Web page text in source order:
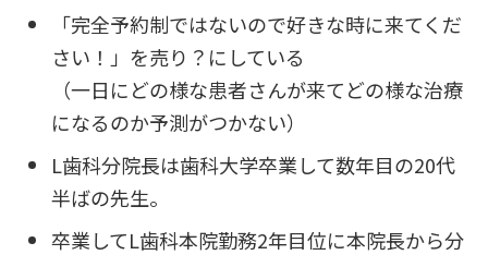
「完全予約制ではないので好きな時に来てくだ
さい！」を売り？にしている
（一日にどの様な患者さんが来てどの様な治療
になるのか予測がつかない）
L歯科分院長は歯科大学卒業して数年目の20代
半ばの先生。
卒業してL歯科本院勤務2年目位に本院長から分